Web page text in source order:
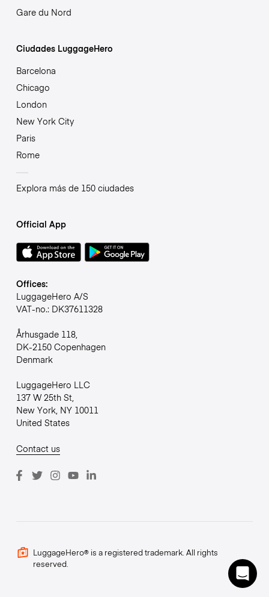
Gare du Nord
Ciudades LuggageHero
Barcelona
Chicago
London
New York City
Paris
Rome
Explora más de 150 ciudades
Official App
Offices:
LuggageHero A/S
VAT-no.: DK37611328
Århusgade 118,
DK-2150 Copenhagen
Denmark
LuggageHero LLC
137 W 25th St,
New York, NY 10011
United States
Contact us
LuggageHero® is a registered trademark. All rights
reserved.